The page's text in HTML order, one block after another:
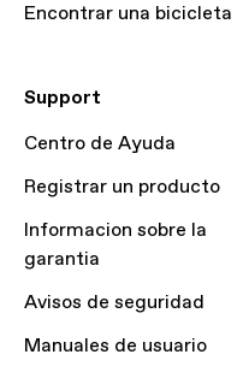
Encontrar una bicicleta
Support
Centro de Ayuda
Registrar un producto
Informacion sobre la
garantia
Avisos de seguridad
Manuales de usuario